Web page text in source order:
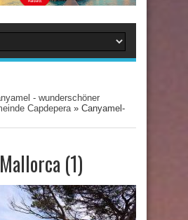
- wunderschöner
Capdepera» Canyamel-
(1)